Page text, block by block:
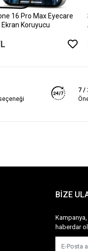
16 Pro Max Eyecare
Ekran Koruyucu
7 /
BİZE
haberdar